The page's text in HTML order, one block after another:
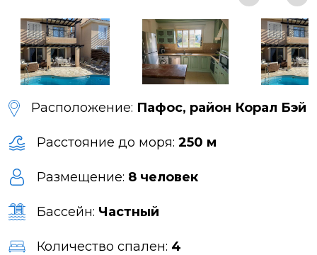
Расположение: Пафос, район Корал Бэй
Расстояние до моря: 250 м
Размещение: 8 человек
Бассейн: Частный
Количество спален: 4